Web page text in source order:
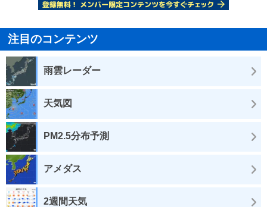
注目のコンテンツ
雨雲レーダー
天気図
PM2.5分布予測
アメダス
2週間天気